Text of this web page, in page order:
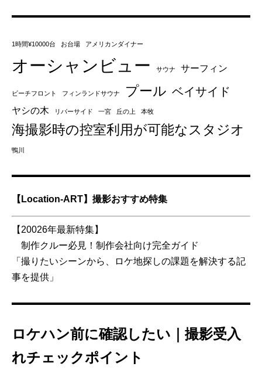
1時間¥10000台 お台場 アメリカンダイナー
オーシャンビュー サウナ サーフィン
ビーチフロント フィンランドサウナ プール ベイサイド
ヤシの木 リバーサイド 一宮 丘の上 本牧
海撮影時の控室利用が可能なスタジオ
鴨川
【Location-ART】撮影おすすめ特集
【20026年最新特集】
制作クルー必見！制作会社向け完全ガイド
「撮りたいシーンから、ロケ地探しの課題を解決する記
事を提供」
ロケハン前に確認したい｜撮影受入
れチェックポイント